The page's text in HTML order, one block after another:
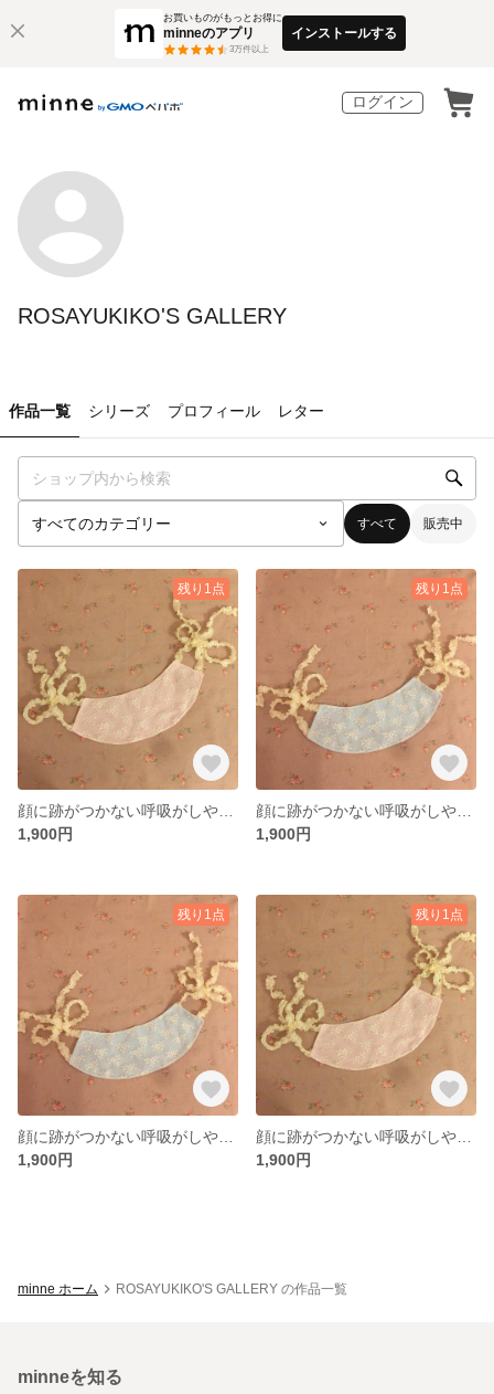
お買いものがもっとお得に
minneのアプリ
3万件以上
インストールする
ログイン
ROSAYUKIKO'S GALLERY
作品一覧 シリーズ プロフィール レター
すべて 販売中
残り1点
1,900円
残り1点
1,900円
残り1点
1,900円
残り1点
1,900円
minne ホーム ROSAYUKIKO'S GALLERY の作品一覧
minneを知る